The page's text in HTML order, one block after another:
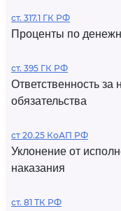
ст. 317.1 ГК РФ
Проценты по
ст. 395 ГК РФ
Ответственность
обязательства
ст 20.25 КоАП РФ
Уклонение от
наказания
ст. 81 ТК РФ